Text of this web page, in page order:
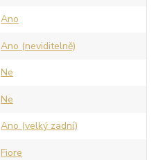
Ano
Ano (neviditelně)
Ne
Ne
Ano (velký zadní)
Fiore